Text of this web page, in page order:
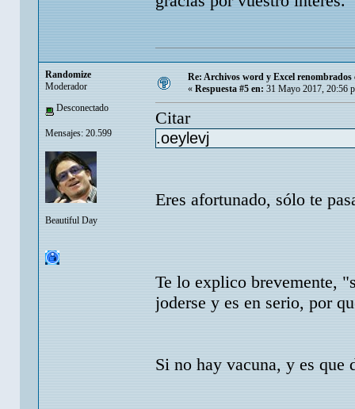
Randomize
Moderador
Desconectado
Mensajes: 20.599
Beautiful Day
Re: Archivos word y Excel renombrados
« Respuesta #5 en: 31 Mayo 2017, 20:56
Citar
.oeylevj
Eres afortunado, sólo te
Te lo explico brevemente,
joderse y es en serio, por
Si no hay vacuna, y es